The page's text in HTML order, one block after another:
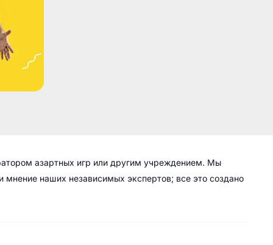
азартных игр или другим учреждением. Мы
мнение наших независимых экспертов; все это создано